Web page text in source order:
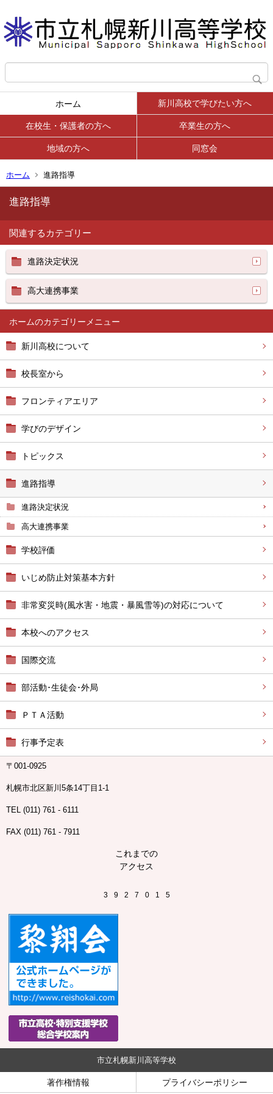
ホーム 新川高校で学びたい方へ
在校生・保護者の方へ 卒業生の方へ
地域の方へ 同窓会
ホーム 進路指導
ホーム
新川高校について
校長室から
フロンティアエリア
学びのデザイン
トピックス
進路指導
進路決定状況
高大連携事業
学校評価
いじめ防止対策基本方針
非常変災時(風水害・地震・暴風雪等)の対応について
本校へのアクセス
国際交流
部活動･生徒会･外局
ＰＴＡ活動
行事予定表
〒001-0925
札幌市北区新川5条14丁目1-1
TEL (011) 761 - 6111
FAX (011) 761 - 7911
これまでの
アクセス
3 9 2 7 0 1 5
進路指導
関連するカテゴリー
進路決定状況
高大連携事業
市立札幌新川高等学校
著作権情報 プライバシーポリシー